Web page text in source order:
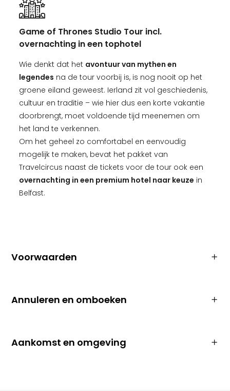
Game of Thrones Studio Tour incl.
overnachting in een tophotel
Wie denkt dat het avontuur van mythen en
legendes na de tour voorbij is, is nog nooit op het
groene eiland geweest. Ierland zit vol geschiedenis,
cultuur en traditie – wie hier dus een korte vakantie
doorbrengt, moet voldoende tijd meenemen om
het land te verkennen.
Om het geheel zo comfortabel en eenvoudig
mogelijk te maken, bevat het pakket van
Travelcircus naast de tickets voor de tour ook een
overnachting in een premium hotel naar keuze in
Belfast.
Voorwaarden
Annuleren en omboeken
Aankomst en omgeving